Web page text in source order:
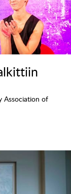
Association of